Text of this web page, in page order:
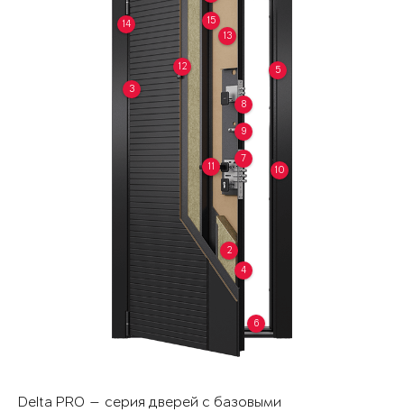
2
3
4
5
6
7
8
9
10
11
12
13
14 15
Delta PRO — серия дверей с базовыми